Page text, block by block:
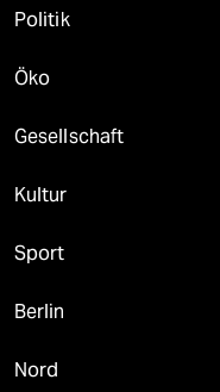
Politik
Öko
Gesellschaft
Kultur
Sport
Berlin
Nord